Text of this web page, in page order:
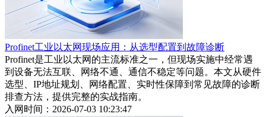
Profinet工业以太网现场应用：从选型配置到故障诊断
Profinet是工业以太网的主流标准之一，但现场实施中经常遇
到设备无法互联、网络不通、通信不稳定等问题。本文从硬件
选型、IP地址规划、网络配置、实时性保障到常见故障的诊断
排查方法，提供完整的实战指南。
入网时间：2026-07-03 10:23:47